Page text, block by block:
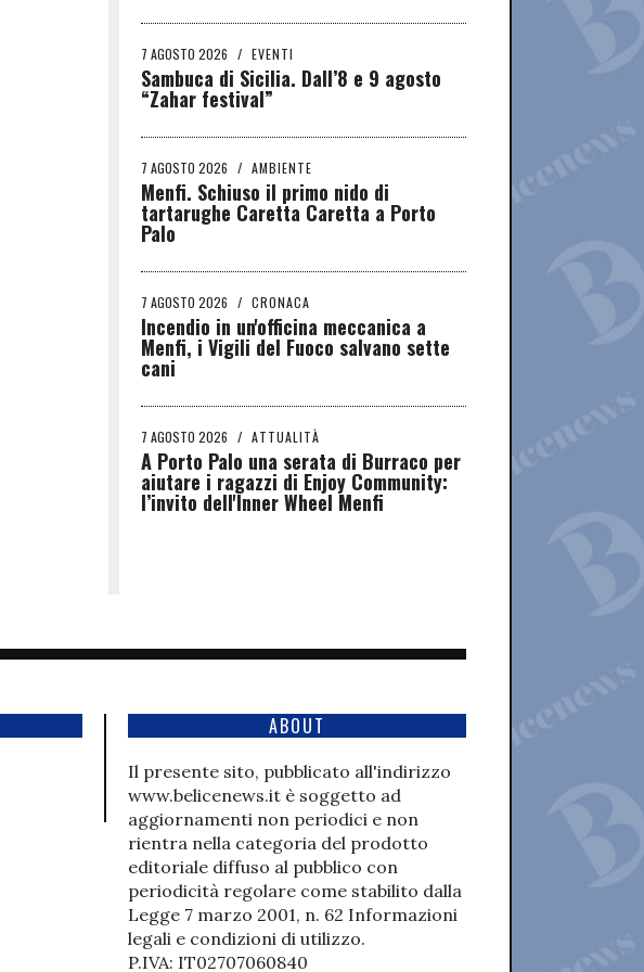
7 AGOSTO 2026 / EVENTI
Sambuca di Sicilia. Dall’8 e 9 agosto
“Zahar festival”
7 AGOSTO 2026 / AMBIENTE
Menfi. Schiuso il primo nido di
tartarughe Caretta Caretta a Porto
Palo
7 AGOSTO 2026 / CRONACA
Incendio in un'officina meccanica a
Menfi, i Vigili del Fuoco salvano sette
cani
7 AGOSTO 2026 / ATTUALITÀ
A Porto Palo una serata di Burraco per
aiutare i ragazzi di Enjoy Community:
l’invito dell'Inner Wheel Menfi
ABOUT
Il presente sito, pubblicato all'indirizzo
www.belicenews.it è soggetto ad
aggiornamenti non periodici e non
rientra nella categoria del prodotto
editoriale diffuso al pubblico con
periodicità regolare come stabilito dalla
Legge 7 marzo 2001, n. 62 Informazioni
legali e condizioni di utilizzo.
P.IVA: IT02707060840